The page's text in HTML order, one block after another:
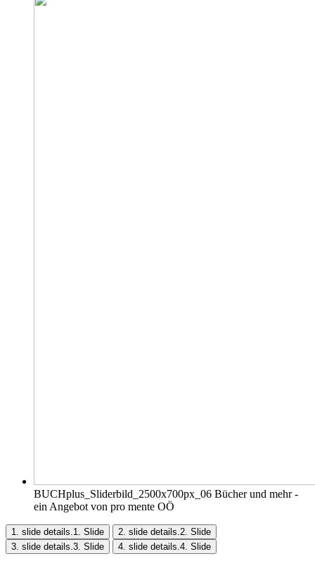
BUCHplus_Sliderbild_2500x700px_06 Bücher und mehr -
ein Angebot von pro mente OÖ
1. slide details. 1. Slide 2. slide details. 2. Slide
3. slide details. 3. Slide 4. slide details. 4. Slide